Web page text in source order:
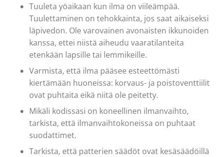
Tuuleta yöaikaan kun ilma on viileämpää.
Tuulettaminen on tehokkainta, jos saat aikaiseksi
läpivedon. Ole varovainen avonaisten ikkunoiden
kanssa, ettei niistä aiheudu vaaratilanteita
etenkään lapsille tai lemmikeille.
Varmista, että ilma pääsee esteettömästi
kiertämään huoneissa: korvaus- ja poistoventtiilit
ovat puhtaita eikä niitä ole peitetty.
Mikäli kodissasi on koneellinen ilmanvaihto,
tarkista, että ilmanvaihtokoneissa on puhtaat
suodattimet.
Tarkista, että patterien säädöt ovat kesäsäädöillä